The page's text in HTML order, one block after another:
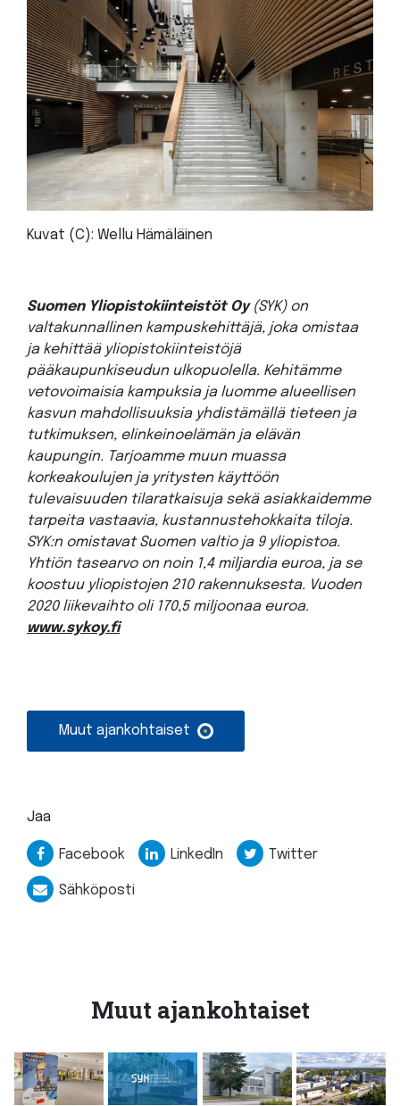
Kuvat (C): Wellu Hämäläinen
Suomen Yliopistokiinteistöt Oy (SYK) on
valtakunnallinen kampuskehittäjä, joka omistaa
ja kehittää yliopistokiinteistöjä
pääkaupunkiseudun ulkopuolella. Kehitämme
vetovoimaisia kampuksia ja luomme alueellisen
kasvun mahdollisuuksia yhdistämällä tieteen ja
tutkimuksen, elinkeinoelämän ja elävän
kaupungin. Tarjoamme muun muassa
korkeakoulujen ja yritysten käyttöön
tulevaisuuden tilaratkaisuja sekä asiakkaidemme
tarpeita vastaavia, kustannustehokkaita tiloja.
SYK:n omistavat Suomen valtio ja 9 yliopistoa.
Yhtiön tasearvo on noin 1,4 miljardia euroa, ja se
koostuu yliopistojen 210 rakennuksesta. Vuoden
2020 liikevaihto oli 170,5 miljoonaa euroa.
www.sykoy.fi
Muut ajankohtaiset
Jaa
Facebook LinkedIn Twitter
Sähköposti
Muut ajankohtaiset